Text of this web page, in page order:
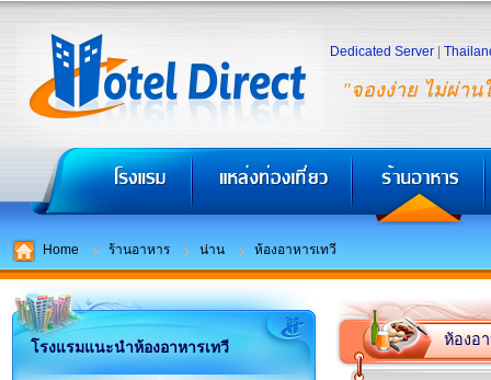
"จองง่าย ไม่ผ่าน
Dedicated Server
Home ร้านอาหาร น่าน ห้องอาหารเทวี
โรงแรมแนะนำห้องอาหารเทวี ห้องอ